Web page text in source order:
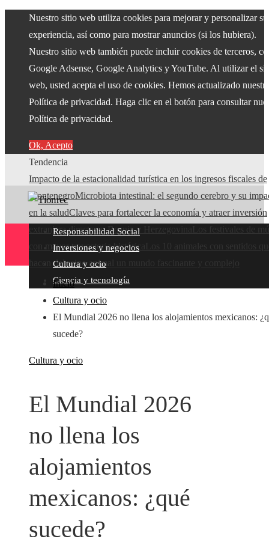
Nuestro sitio web utiliza cookies para mejorar y personalizar su
experiencia, así como para mostrar anuncios (si los hubiera).
Nuestro sitio web también puede incluir cookies de terceros,
Google Adsense, Google Analytics y YouTube. Al utilizar el
web, usted acepta el uso de cookies. Hemos actualizado nuestra
Política de privacidad. Haga clic en el botón para consultar
Política de privacidad.
Ok, Acepto
Tendencia
Impacto de la estacionalidad turística en los ingresos fiscales de
MontenegroMicrobiota intestinal: el segundo cerebro y su
en la saludClaves para fortalecer la economía y atraer inversión
extranjera directa en Bosnia y Herzegovina
con mayor trayectoria histórica
hacen del reino animal un mundo fascinante y complejo
Responsabilidad Social
Inversiones y negocios
Cultura y ocio
Ciencia y tecnología
Inicio
Cultura y ocio
El Mundial 2026 no llena los alojamientos mexicanos:
sucede?
Cultura y ocio
El Mundial 2026
no llena los
alojamientos
mexicanos: ¿qué
sucede?